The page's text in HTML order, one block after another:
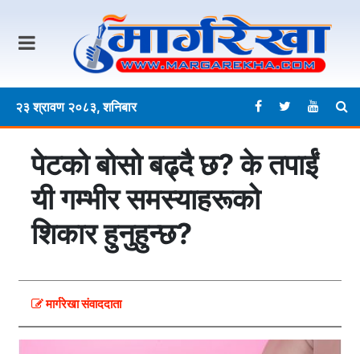
२३ श्रावण २०८३, शनिबार
पेटको बोसो बढ्दै छ? के तपाईं
यी गम्भीर समस्याहरूको
शिकार हुनुहुन्छ?
मार्गरेखा संवाददाता